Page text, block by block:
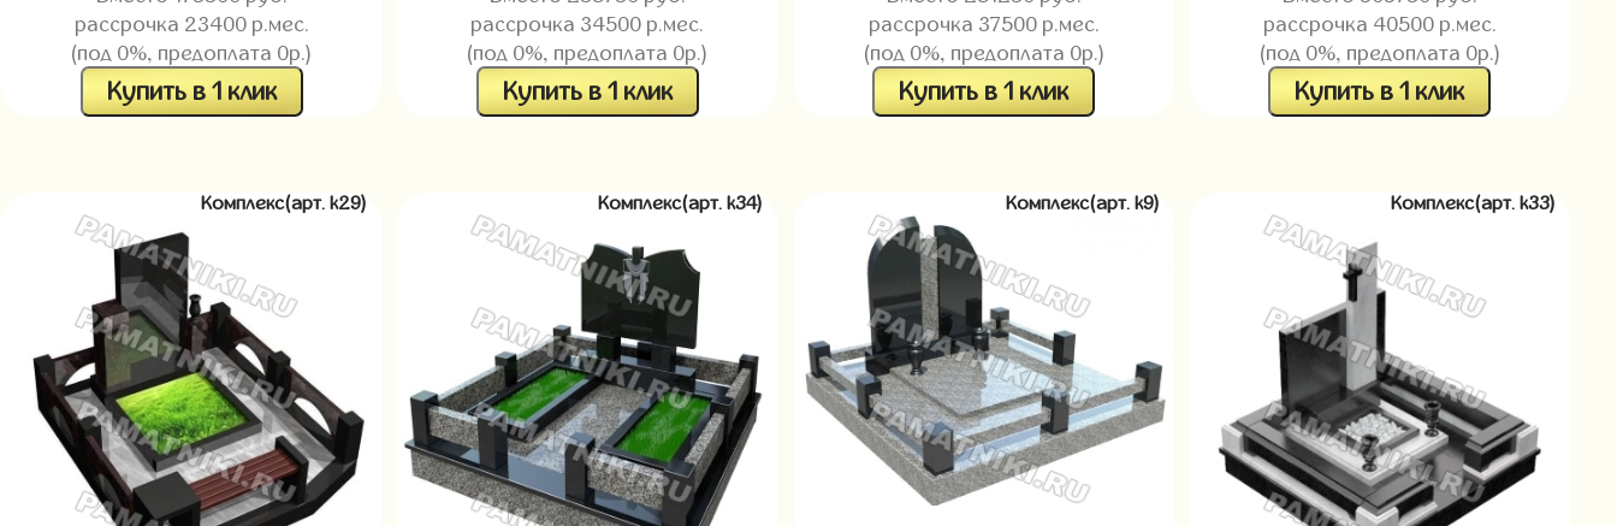
рассрочка 23400 р.мес.
(под 0%, предоплата 0р.)
Купить в 1 клик
рассрочка 34500 р.мес.
(под 0%, предоплата 0р.)
Купить в 1 клик
рассрочка 37500 р.мес.
(под 0%, предоплата 0р.)
Купить в 1 клик
рассрочка 40500 р.мес.
(под 0%, предоплата 0р.)
Купить в 1 клик
Комплекс(арт. k29) Комплекс(арт. k34) Комплекс(арт. k9) Комплекс(арт. k33)